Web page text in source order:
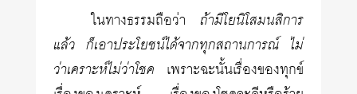
ในทางธรรมถือว่า ถ้ามีโยนิโสมนสิการ
แล้ว ก็เอาประโยชน์ได้จากทุกสถานการณ์ ไม่
ว่าเคราะห์ไม่ว่าโชค เพราะฉะนั้นเรื่องของทุกข์